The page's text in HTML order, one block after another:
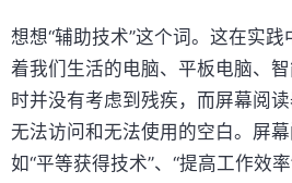
想想“辅助技术”这个词。这在实
着我们生活的电脑、平板电脑、
时并没有考虑到残疾，而屏幕阅
无法访问和无法使用的空白。屏
如“平等获得技术”、“提高工作效